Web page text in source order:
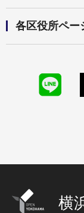
各区役所ペー
横